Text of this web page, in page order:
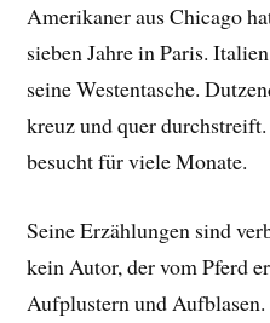
Amerikaner aus Chicago
sieben Jahre in Paris.
seine Westentasche.
kreuz und quer
besucht für viele Monate.
Seine Erzählungen sind
kein Autor, der vom Pferd
Aufplustern und